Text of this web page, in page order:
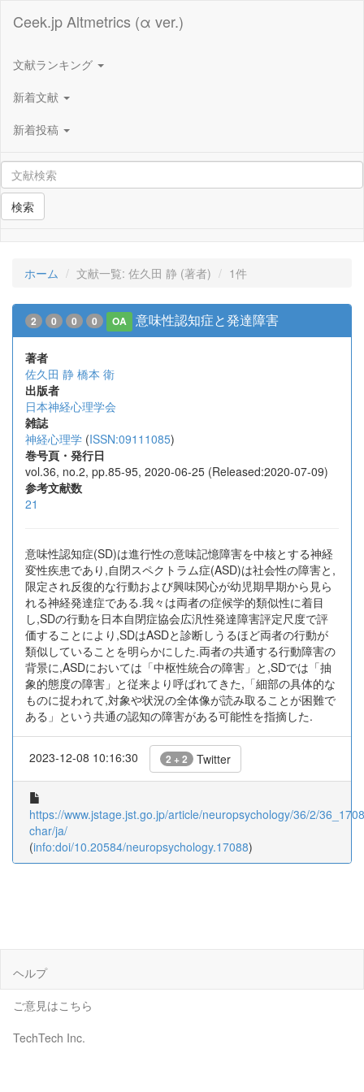
Ceek.jp Altmetrics (α ver.)
文献ランキング
新着文献
新着投稿
検索
ホーム 文献一覧: 佐久田 静 (著者) 1件
2 0 0 0 OA 意味性認知症と発達障害
著者
佐久田 静 橋本 衛
出版者
日本神経心理学会
雑誌
神経心理学 (ISSN:09111085)
巻号頁・発行日
vol.36, no.2, pp.85-95, 2020-06-25 (Released:2020-07-09)
参考文献数
21
意味性認知症(SD)は進行性の意味記憶障害を中核とする神経
変性疾患であり,自閉スペクトラム症(ASD)は社会性の障害と,
限定され反復的な行動および興味関心が幼児期早期から見ら
れる神経発達症である.我々は両者の症候学的類似性に着目
し,SDの行動を日本自閉症協会広汎性発達障害評定尺度で評
価することにより,SDはASDと診断しうるほど両者の行動が
類似していることを明らかにした.両者の共通する行動障害の
背景に,ASDにおいては「中枢性統合の障害」と,SDでは「抽
象的態度の障害」と従来より呼ばれてきた,「細部の具体的な
ものに捉われて,対象や状況の全体像が読み取ることが困難で
ある」という共通の認知の障害がある可能性を指摘した.
2023-12-08 10:16:30 2 + 2 Twitter
https://www.jstage.jst.go.jp/article/neuropsychology/36/2/
char/ja/
(info:doi/10.20584/neuropsychology.17088)
ヘルプ
ご意見はこちら
TechTech Inc.